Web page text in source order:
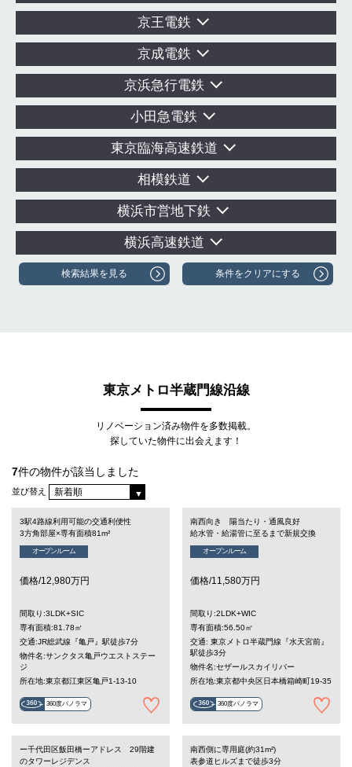
京王電鉄
京成電鉄
京浜急行電鉄
小田急電鉄
東京臨海高速鉄道
相模鉄道
横浜市営地下鉄
横浜高速鉄道
東京メトロ半蔵門線沿線
リノベーション済み物件を多数掲載。
探していた物件に出会えます！
7件の物件が該当しました
並び替え
3駅4路線利用可能の交通利便性
3方角部屋×専有面積81m²
オープンルーム
価格/12,980万円
間取り:3LDK+SIC
専有面積:81.78㎡
交通:JR総武線『亀戸』駅徒歩7分
物件名:サンクタス亀戸ウエストステー
ジ
所在地:東京都江東区亀戸1-13-10
360度パノラマ
南西向き 陽当たり・通風良好
給水管・給湯管に至るまで新規交換
オープンルーム
価格/11,580万円
間取り:2LDK+WIC
専有面積:56.50㎡
交通: 東京メトロ半蔵門線『水天宮前』
駅徒歩3分
物件名:セザールスカイリバー
所在地:東京都中央区日本橋箱崎町19-35
360度パノラマ
ー千代田区飯田橋ーアドレス 29階建
のタワーレジデンス
南西側に専用庭(約31m²)
表参道ヒルズまで徒歩3分